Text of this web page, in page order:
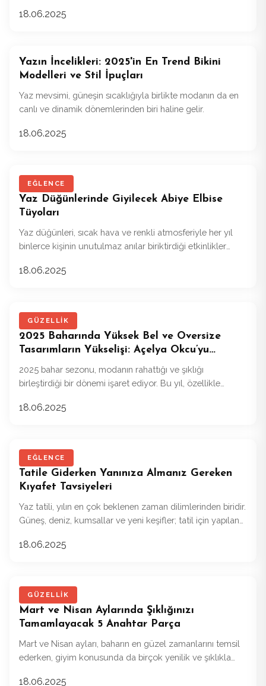
severlere hitap ediyor.
18.06.2025
Yazın İncelikleri: 2025'in En Trend Bikini
Modelleri ve Stil İpuçları
Yaz mevsimi, güneşin sıcaklığıyla birlikte modanın da en
canlı ve dinamik dönemlerinden biri haline gelir.
18.06.2025
EĞLENCE
Yaz Düğünlerinde Giyilecek Abiye Elbise
Tüyoları
Yaz düğünleri, sıcak hava ve renkli atmosferiyle her yıl
binlerce kişinin unutulmaz anılar biriktirdiği etkinlikler
18.06.2025
GÜZELLIK
2025 Baharında Yüksek Bel ve Oversize
Tasarımların Yükselişi: Açelya Okcu’yu
2025 bahar sezonu, modanın rahattığı ve şıklığı
birleştirdiği bir dönemi işaret ediyor. Bu yıl, özellikle
rahatlığı bir arada sunuyor.
18.06.2025
EĞLENCE
Tatile Giderken Yanınıza Almanız Gereken
Kıyafet Tavsiyeleri
Yaz tatili, yılın en çok beklenen zaman dilimlerinden biridir.
Güneş, deniz, kumsallar ve yeni keşifler; tatil için yapılan
büyük önem taşır.
18.06.2025
GÜZELLIK
Mart ve Nisan Aylarında Şıklığınızı
Tamamlayacak 5 Anahtar Parça
Mart ve Nisan ayları, baharın en güzel zamanlarını temsil
ederken, giyim konusunda da birçok yenilik ve şıklıkla
18.06.2025